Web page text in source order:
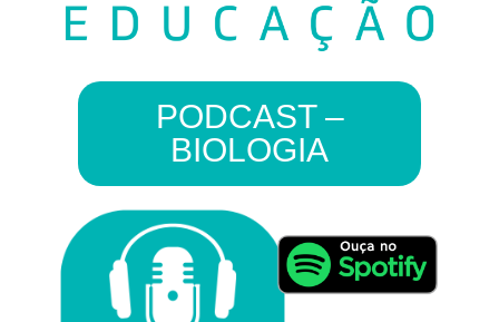
PODCAST –
BIOLOGIA